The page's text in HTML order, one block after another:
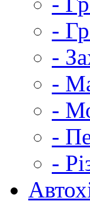
-
-
-
-
-
-